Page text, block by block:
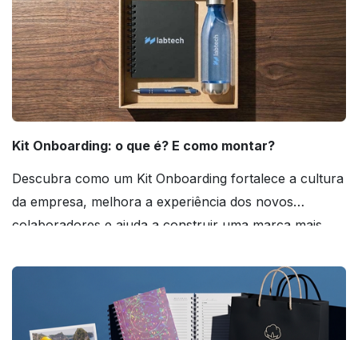
Kit Onboarding: o que é? E como montar?
Descubra como um Kit Onboarding fortalece a cultura
da empresa, melhora a experiência dos novos
colaboradores e ajuda a construir uma marca mais